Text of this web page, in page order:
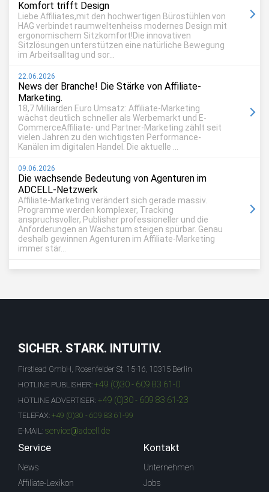
Komfort trifft Design
Liebe Affiliates,mit den hochwertigen Bürostühlen von
HAG verbindet raumweltenheiss modernes Design mit
ergonomischem Sitzkomfort!Die innovativen
Sitzlösungen unterstützen eine natürliche Bewegung
im Arbeitsalltag und sor...
22.06.2026
News der Branche! Die Stärke von Affiliate-
Marketing.
18,7 Milliarden Euro Umsatz: Affiliate-Marketing
wächst deutlich schneller als Werbemarkt und E-
CommerceAffiliate- und Partner-Marketing zählt seit
vielen Jahren zu den wichtigsten Performance-
Kanälen im digitalen Handel. Die aktuelle ...
09.06.2026
Die wachsende Bedeutung von Agenturen im
ADCELL-Netzwerk
Affiliate-Marketing verändert sich gerade massiv.
Programme werden komplexer, Tracking
anspruchsvoller, Publisher professioneller und die
Anforderungen an Wachstum steigen spürbar. Genau
deshalb gewinnen Agenturen im Affiliate-Marketing
immer stär...
SICHER. STARK. INTUITIV.
Firstlead GmbH, Rosenfelder St. 15-16, 10315 Berlin
HOTLINE PUBLISHER: +49 (0)30 - 609 83 61-0
HOTLINE ADVERTISER: +49 (0)30 - 609 83 61-23
TELEFAX: +49 (0)30 - 609 83 61-99
E-MAIL: service@adcell.de
Service
News
Affiliate-Lexikon
Kontakt
Unternehmen
Jobs